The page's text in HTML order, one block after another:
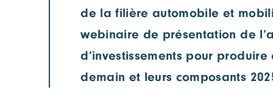
de la filière automobile et
webinaire de présentation de
d’investissements pour
demain et leurs composants